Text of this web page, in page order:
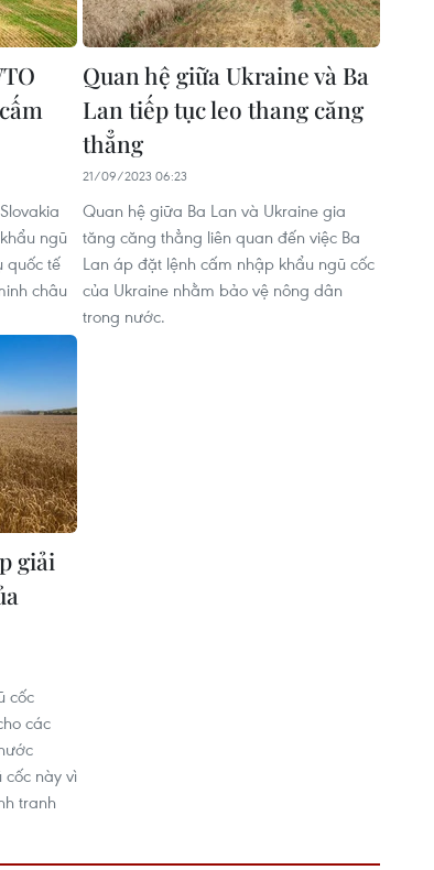
ngũ
quốc tế
châu
Quan hệ giữa Ukraine và Ba
Lan tiếp tục leo thang căng
thẳng
21/09/2023 06:23
Quan hệ giữa Ba Lan và Ukraine gia
tăng căng thẳng liên quan đến việc Ba
Lan áp đặt lệnh cấm nhập khẩu ngũ cốc
của Ukraine nhằm bảo vệ nông dân
trong nước.
giải
cốc
các
cốc này vì
tranh